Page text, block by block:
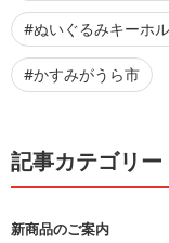
#ぬいぐるみキーホ
#かすみがうら市
記事カテゴリー
新商品のご案内